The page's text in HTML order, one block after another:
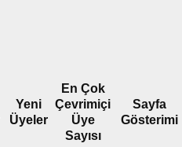
Yeni
Üyeler
En Çok
Çevrimiçi
Üye
Sayısı
Sayfa
Gösterimi